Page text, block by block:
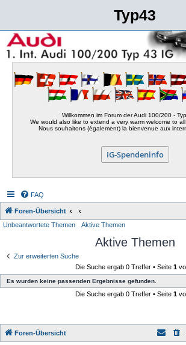
Typ43
Willkommen im Forum der Audi 100/200 -
We would also like to extend a very warm welcome to
Nous souhaitons (également) la bienvenue aux
IG-Spendeninfo
FAQ
Foren-Übersicht
Unbeantwortete Themen Aktive Themen
Aktive Themen
Zur erweiterten Suche
Die Suche ergab 0 Treffer • Seite 1
Es wurden keine passenden Ergebnisse gefunden.
Die Suche ergab 0 Treffer • Seite 1
Foren-Übersicht